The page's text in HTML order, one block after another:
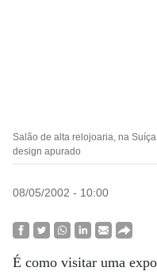
Salão de alta relojoaria, na
design apurado
08/05/2002 - 10:00
É como visitar uma